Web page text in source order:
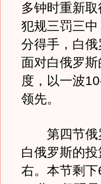
多钟时重新
犯规三罚三
分得手，白
面对白俄罗
度，以一波
领先。
第四节俄罗
白俄罗斯的
右。本节剩